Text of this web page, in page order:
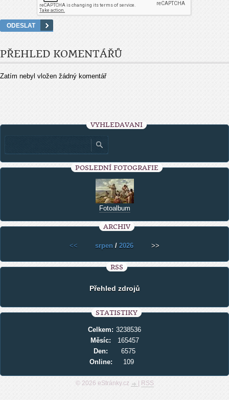
PŘEHLED KOMENTÁŘŮ
Zatím nebyl vložen žádný komentář
VYHLEDÁVÁNÍ
POSLEDNÍ FOTOGRAFIE
Fotoalbum
ARCHIV
<< srpen / 2026 >>
RSS
Přehled zdrojů
STATISTIKY
Online: 109
Celkem: 3238536
Měsíc:
165457
Den:
6575
© 2026 eStránky.cz RSS